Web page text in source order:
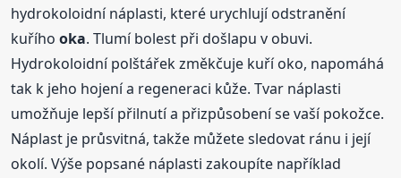
hydrokoloidní náplasti, které urychlují odstranění
kuříhooka. Tlumí bolest při došlapu v obuvi.
Hydrokoloidní polštářek změkčuje kuří oko, napomáhá
tak k jeho hojení a regeneraci kůže. Tvar náplasti
umožňuje lepší přilnutí a přizpůsobení se vaší pokožce.
Náplast je průsvitná, takže můžete sledovat ránu i její
okolí. Výše popsané náplasti zakoupíte například